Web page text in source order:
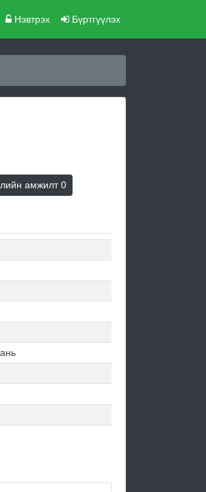
Нэвтрэх Бүртгүүлэх
амжилт0